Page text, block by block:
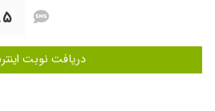
دریافت نوبت